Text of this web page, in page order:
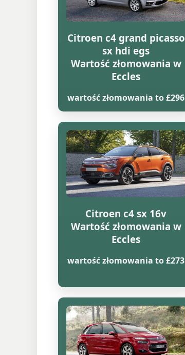
Citroen c4 grand picasso
sx hdi egs
Wartość złomowania w
Eccles
wartość złomowania to £296
Citroen c4 sx 16v
Wartość złomowania w
Eccles
wartość złomowania to £273